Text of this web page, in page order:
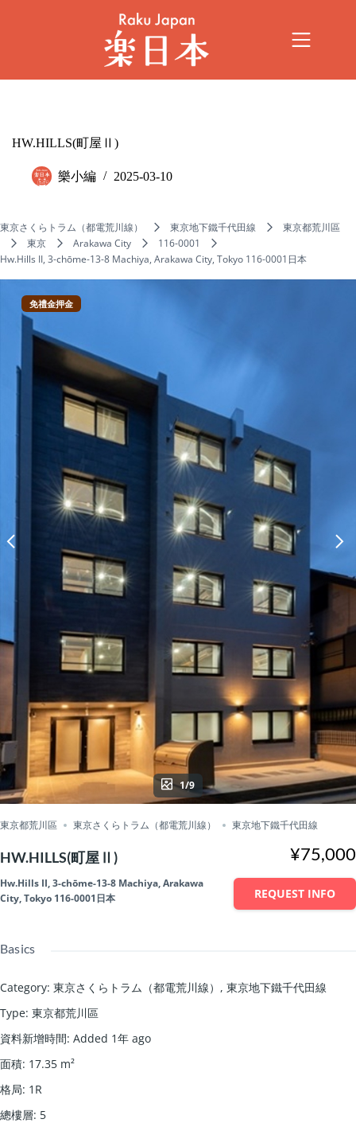
HW.HILLS(町屋Ⅱ)
樂小編 2025-03-10
東京さくらトラム（都電荒川線） 東京地下鐵千代田線
東京都荒川區
東京
Arakawa City
116-0001
Hw.Hills II, 3-chōme-13-8 Machiya, Arakawa City, Tokyo 116-0001日本
免禮金押金
1/9
東京都荒川區 東京さくらトラム（都電荒川線） 東京地下鐵千代田線
HW.HILLS(町屋Ⅱ)
Hw.Hills II, 3-chōme-13-8 Machiya, Arakawa
City, Tokyo 116-0001日本
¥75,000
REQUEST INFO
Basics
Category: 東京さくらトラム（都電荒川線） , 東京地下鐵千代田線
Type: 東京都荒川區
資料新增時間: Added 1年 ago
面積: 17.35 m²
格局: 1R
總樓層: 5